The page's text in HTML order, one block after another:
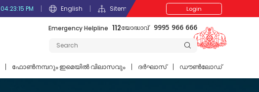
04:23:15 PM English Sitemap Login
Emergency Helpline 112യോദ്ധാവ് 9995 966 666
ഫോണ്‍നമ്പറും ഇമെയില്‍ വിലാസവും ദര്‍ഘാസ് ഡൗൺലോഡ്